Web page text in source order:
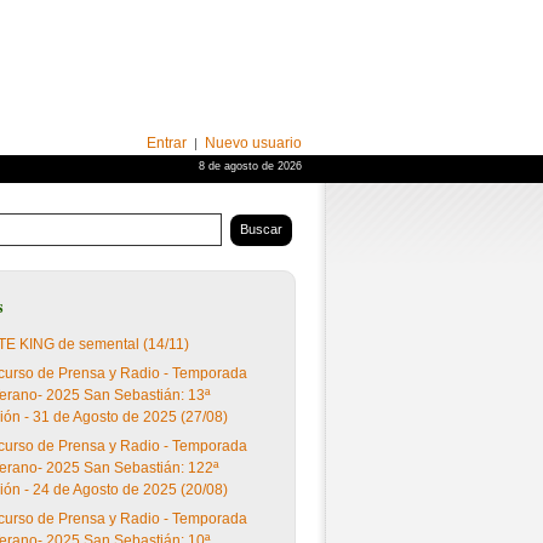
Entrar | Nuevo usuario
KING de semental (14/11)
de Prensa y Radio - Temporada
2025 San Sebastián: 13ª
- 31 de Agosto de 2025 (27/08)
de Prensa y Radio - Temporada
2025 San Sebastián: 122ª
- 24 de Agosto de 2025 (20/08)
de Prensa y Radio - Temporada
8 de agosto de 2026